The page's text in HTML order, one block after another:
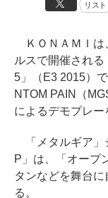
リスト
ＫＯＮＡＭＩは
ルスで開催され
5」（E3 2015）
NTOM PAIN（
によるデモプレー
「メタルギア」
P」は、「オープ
タンなどを舞台
る。